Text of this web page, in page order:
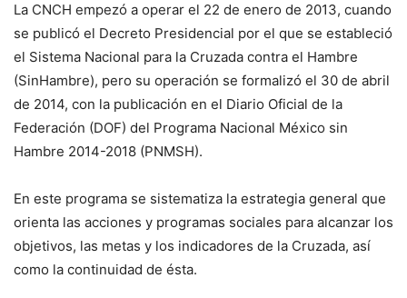
La CNCH empezó a operar el 22 de enero de 2013, cuando
se publicó el Decreto Presidencial por el que se estableció
el Sistema Nacional para la Cruzada contra el Hambre
(SinHambre), pero su operación se formalizó el 30 de abril
de 2014, con la publicación en el Diario Oficial de la
Federación (DOF) del Programa Nacional México sin
Hambre 2014-2018 (PNMSH).
En este programa se sistematiza la estrategia general que
orienta las acciones y programas sociales para alcanzar los
objetivos, las metas y los indicadores de la Cruzada, así
como la continuidad de ésta.